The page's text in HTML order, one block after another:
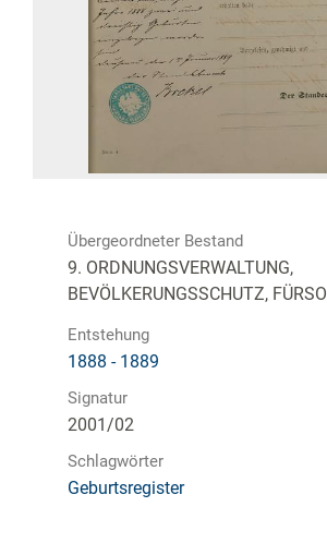
Übergeordneter Bestand
9. ORDNUNGSVERWALTUNG,
BEVÖLKERUNGSSCHUTZ,
Entstehung
1888 - 1889
Signatur
2001/02
Schlagwörter
Geburtsregister